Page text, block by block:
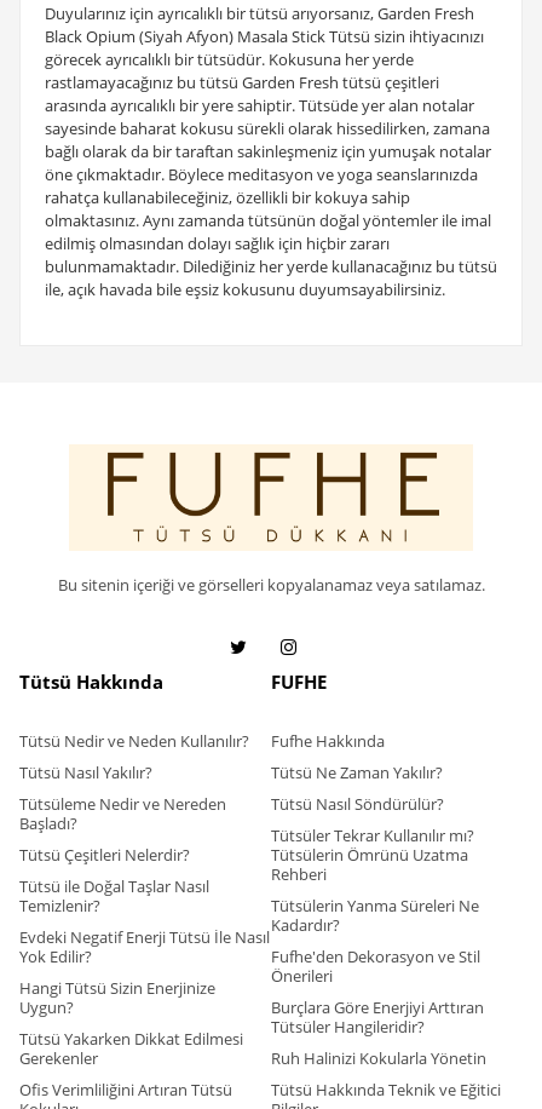
Duyularınız için ayrıcalıklı bir tütsü arıyorsanız, Garden Fresh
Black Opium (Siyah Afyon) Masala Stick Tütsü sizin ihtiyacınızı
görecek ayrıcalıklı bir tütsüdür. Kokusuna her yerde
rastlamayacağınız bu tütsü Garden Fresh tütsü çeşitleri
arasında ayrıcalıklı bir yere sahiptir. Tütsüde yer alan notalar
sayesinde baharat kokusu sürekli olarak hissedilirken, zamana
bağlı olarak da bir taraftan sakinleşmeniz için yumuşak notalar
öne çıkmaktadır. Böylece meditasyon ve yoga seanslarınızda
rahatça kullanabileceğiniz, özellikli bir kokuya sahip
olmaktasınız. Aynı zamanda tütsünün doğal yöntemler ile imal
edilmiş olmasından dolayı sağlık için hiçbir zararı
bulunmamaktadır. Dilediğiniz her yerde kullanacağınız bu tütsü
ile, açık havada bile eşsiz kokusunu duyumsayabilirsiniz.
Bu sitenin içeriği ve görselleri kopyalanamaz veya satılamaz.
Tütsü Hakkında
Tütsü Nedir ve Neden Kullanılır?
Tütsü Nasıl Yakılır?
Tütsüleme Nedir ve Nereden
Başladı?
Tütsü Çeşitleri Nelerdir?
Tütsü ile Doğal Taşlar Nasıl
Temizlenir?
Evdeki Negatif Enerji Tütsü İle Nasıl
Yok Edilir?
Hangi Tütsü Sizin Enerjinize
Uygun?
Tütsü Yakarken Dikkat Edilmesi
Gerekenler
Ofis Verimliliğini Artıran Tütsü
FUFHE
Fufhe Hakkında
Tütsü Ne Zaman Yakılır?
Tütsü Nasıl Söndürülür?
Tütsüler Tekrar Kullanılır mı?
Tütsülerin Ömrünü Uzatma
Rehberi
Tütsülerin Yanma Süreleri Ne
Kadardır?
Fufhe'den Dekorasyon ve Stil
Önerileri
Burçlara Göre Enerjiyi Arttıran
Tütsüler Hangileridir?
Ruh Halinizi Kokularla Yönetin
Tütsü Hakkında Teknik ve Eğitici